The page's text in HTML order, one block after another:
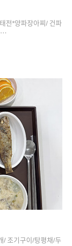
전*양파장아찌/ 건파
…
/ 조기구이/탕평채/두